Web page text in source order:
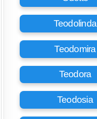
Teodolinda
Teodomira
Teodora
Teodosia